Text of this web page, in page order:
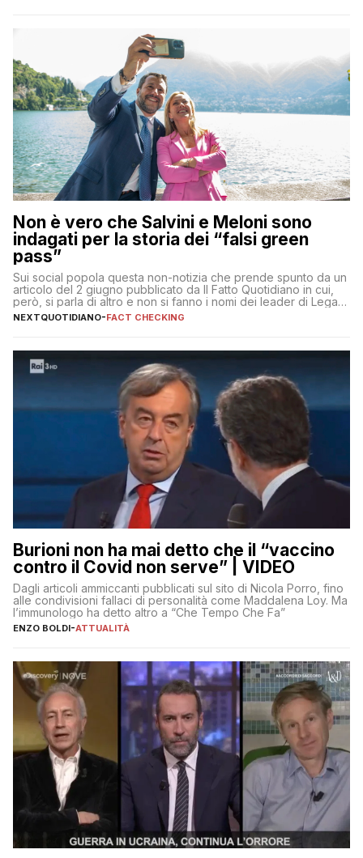
Non è vero che Salvini e Meloni sono
indagati per la storia dei “falsi green
pass”
Sui social popola questa non-notizia che prende spunto da un
articolo del 2 giugno pubblicato da Il Fatto Quotidiano in cui,
però, si parla di altro e non si fanno i nomi dei leader di Lega e
Fratelli d’Italia
NEXTQUOTIDIANO-FACT CHECKING
Burioni non ha mai detto che il “vaccino
contro il Covid non serve” | VIDEO
Dagli articoli ammiccanti pubblicati sul sito di Nicola Porro, fino
alle condivisioni fallaci di personalità come Maddalena Loy. Ma
l’immunologo ha detto altro a “Che Tempo Che Fa”
ENZO BOLDI-ATTUALITÀ